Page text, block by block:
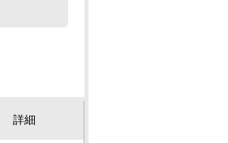
詳細